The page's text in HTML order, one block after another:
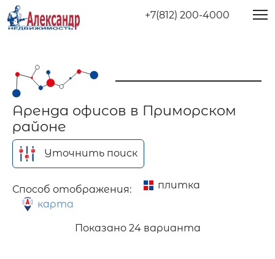
+7(812) 200-4000
Аренда офисов в Приморском
районе
Уточнить поиск
Способ отображения:
плитка
карта
Показано 24 варианта